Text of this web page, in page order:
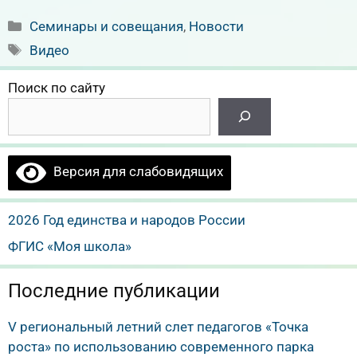
Рубрики
Семинары и совещания, Новости
Метки
Видео
Поиск по сайту
Версия для слабовидящих
2026 Год единства и народов России
ФГИС «Моя школа»
Последние публикации
V региональный летний слет педагогов «Точка
роста» по использованию современного парка